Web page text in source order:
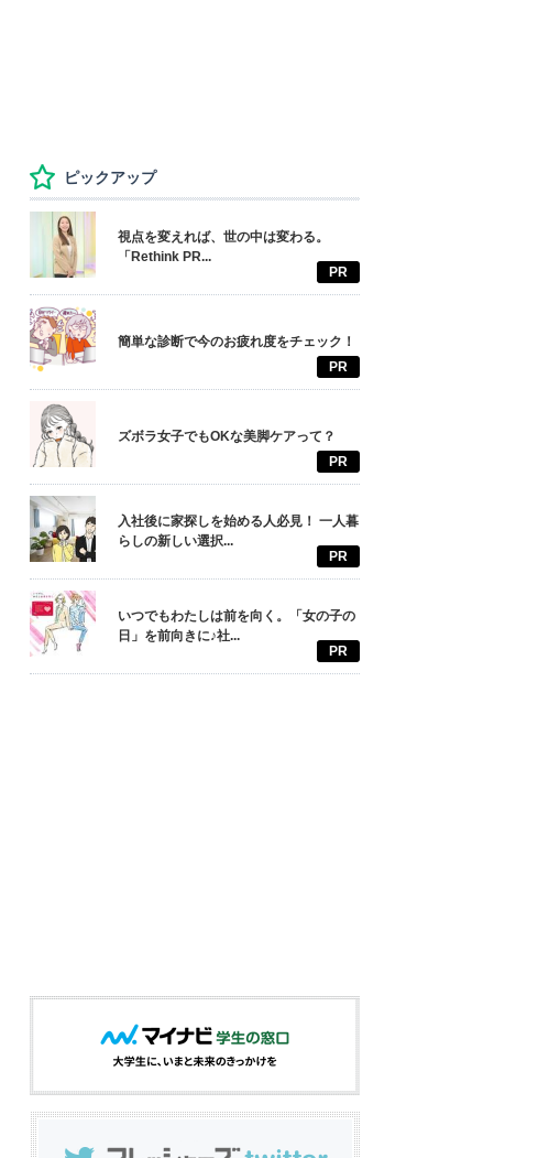
ピックアップ
視点を変えれば、世の中は変わる。
「Rethink PR...
PR
簡単な診断で今のお疲れ度をチェック！
PR
ズボラ女子でもOKな美脚ケアって？
PR
入社後に家探しを始める人必見！ 一人暮
らしの新しい選択...
PR
いつでもわたしは前を向く。「女の子の
日」を前向きに♪社...
PR